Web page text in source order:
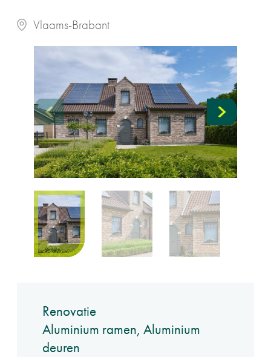
Vlaams-Brabant
Renovatie
Aluminium ramen, Aluminium
deuren